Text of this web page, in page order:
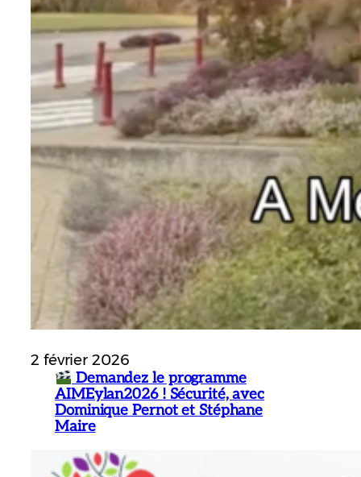
2 février 2026
Demandez le programme
AIMEylan2026 ! Sécurité, avec
Dominique Pernot et Stéphane
Maire